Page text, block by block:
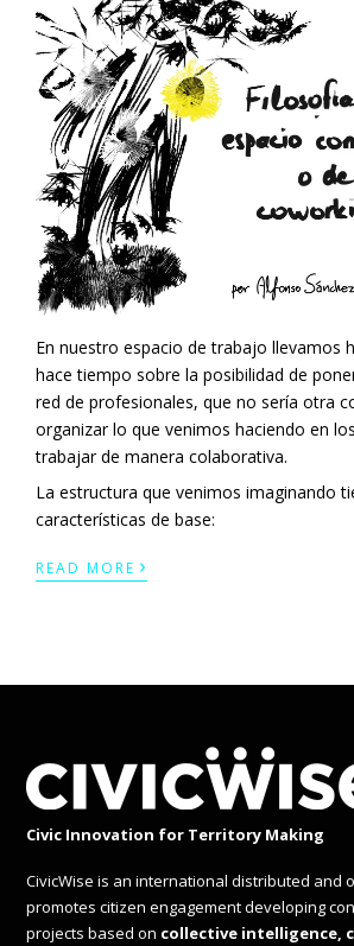
En nuestro espacio de trabajo llevamos
hace tiempo sobre la posibilidad de
red de profesionales, que no sería otra
organizar lo que venimos haciendo en
trabajar de manera colaborativa.
La estructura que venimos imaginando
características de base:
READ MORE ›
Civic Innovation for Territory Making
CivicWise is an international distributed and
promotes citizen engagement developing
projects based on collective intelligence,